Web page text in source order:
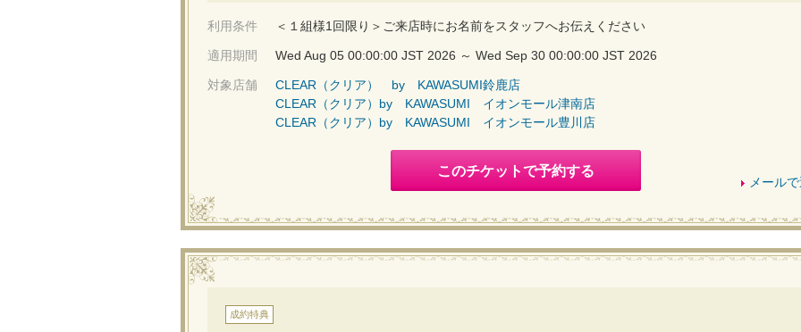
利用条件 ＜１組様1回限り＞ご来店時にお名前をスタッフへお伝えください
適用期間 Wed Aug 05 00:00:00 JST 2026 ～ Wed Sep 30 00:00:00 JST 2026
対象店舗
CLEAR（クリア） by KAWASUMI鈴鹿店
CLEAR（クリア）by KAWASUMI イオンモール津南店
CLEAR（クリア）by KAWASUMI イオンモール豊川店
このチケットで予約する
メール
成約特典